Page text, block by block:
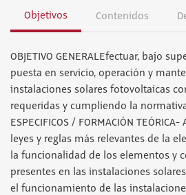
Objetivos Contenidos
OBJETIVO GENERALEfectuar, bajo
puesta en servicio, operación y
instalaciones solares fotovoltaicas
requeridas y cumpliendo la normativa
ESPECIFICOS / FORMACIÓN
leyes y reglas más relevantes de la
la funcionalidad de los elementos y
presentes en las instalaciones
el funcionamiento de las